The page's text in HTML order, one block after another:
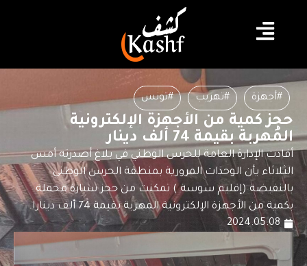
#أجهزة #تهريب #تونس
حجز كمية من الأجهزة الإلكترونية
المُهربة بقيمة 74 ألف دينار
أفادت الإدارة العامة للحرس الوطني في بلاغ أصدرته أمس
الثلاثاء يأن الوحدات المرورية بمنطقة الحرس الوطني
بالنفيضة (إقليم سوسة ) تمكنت من حجز سيارة محملة
بكمية من الأجهزة الإلكترونية المهربة بقيمة 74 ألف دينارا.
2024.05.08